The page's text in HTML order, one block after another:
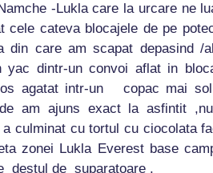
-Lukla care la urcare ne
cele cateva blocajele de pe
din care am scapat depasind /
yac dintr-un convoi aflat in
agatat intr-un copac mai
am ajuns exact la asfintit
a culminat cu tortul cu ciocolata
zonei Lukla Everest base
destul de suparatoare .